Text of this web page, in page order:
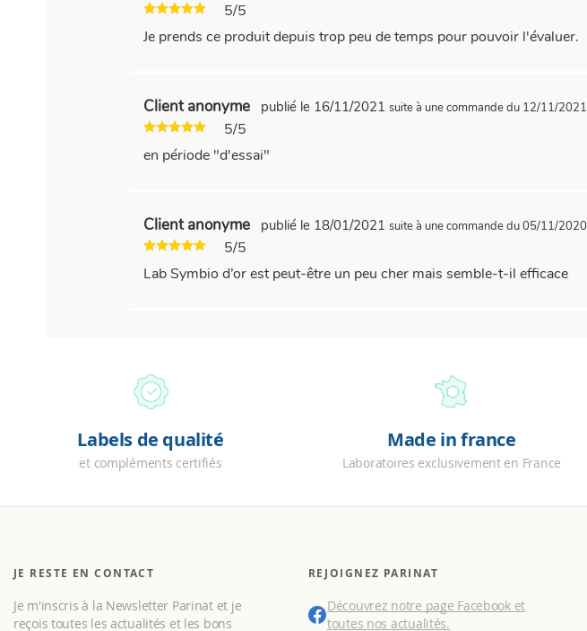
5/5
Je prends ce produit depuis trop peu de temps pour pouvoir l'évaluer.
Client anonyme publié le 16/11/2021 suite à une commande du 12/11/2021
5/5
en période "d'essai"
Client anonyme publié le 18/01/2021 suite à une commande du 05/11/2020
5/5
Lab Symbio d’or est peut-être un peu cher mais semble-t-il efficace
Labels de qualité
et compléments certifiés
Made in france
Laboratoires exclusivement en France
JE RESTE EN CONTACT
Je m'inscris à la Newsletter Parinat et je
reçois toutes les actualités et les bons
REJOIGNEZ PARINAT
Découvrez notre page Facebook et
toutes nos actualités.